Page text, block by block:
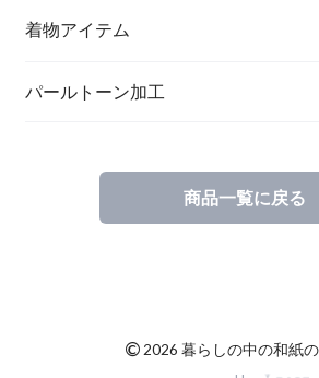
ブローチ
メッセージカード
一筆箋
ハンドメイドキット
着物アイテム
パールトーン加工
商品一覧に戻る
© 2026 暮らしの中の和紙